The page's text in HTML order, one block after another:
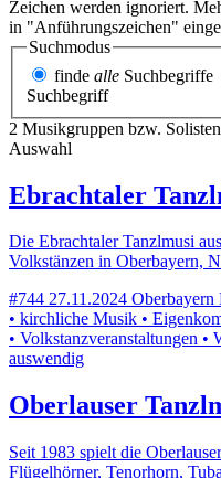
Zeichen werden ignoriert.
in "Anführungszeichen"
Suchmodus
finde alle Suchbegriffe
Suchbegriff
2 Musikgruppen bzw.
Auswahl
Ebrachtaler
Die Ebrachtaler Tanzlmusi
Volkstänzen in Oberbayern,
#744 27.11.2024 Oberbayern
• kirchliche Musik •
• Volkstanzveranstaltungen •
auswendig
Oberlauser
Seit 1983 spielt die
Flügelhörner, Tenorhorn,